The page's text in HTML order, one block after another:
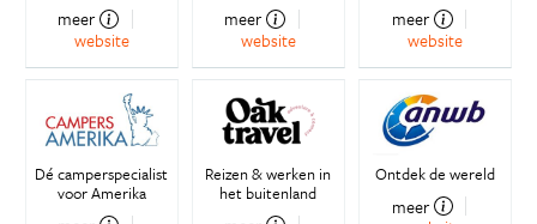
meer
website
meer
website
meer
website
Dé camperspecialist
voor Amerika
Reizen & werken in
het buitenland
Ontdek de wereld
meer